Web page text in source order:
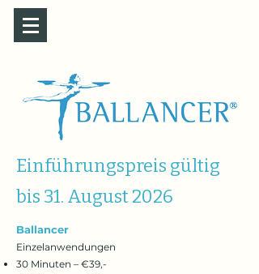
Einführungspreis gültig
bis 31. August 2026
Ballancer
Einzelanwendungen
30 Minuten – €39,-